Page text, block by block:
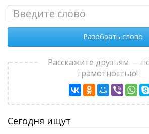
Разобрать слово
Расскажите друзьям —
грамотностью!
Сегодня ищут